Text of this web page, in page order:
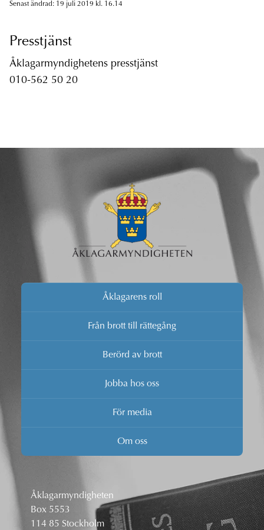
Senast ändrad: 19 juli 2019 kl. 16.14
Presstjänst
Åklagarmyndighetens presstjänst
010-562 50 20
Åklagarens roll
Från brott till rättegång
Berörd av brott
Jobba hos oss
För media
Om oss
Åklagarmyndigheten
Box 5553
114 85 Stockholm